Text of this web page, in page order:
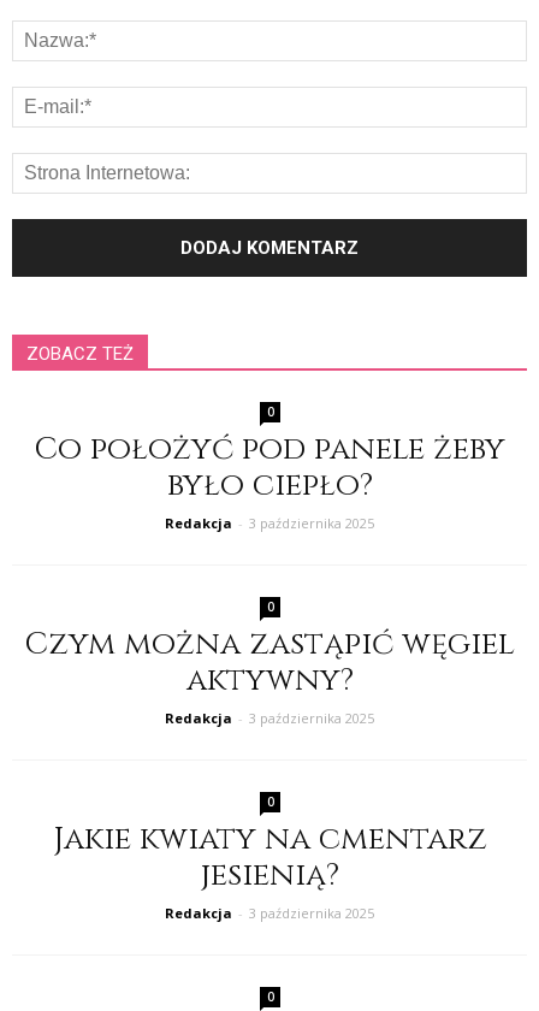
ZOBACZ TEŻ
0
Co położyć pod panele żeby
było ciepło?
Redakcja - 3 października 2025
0
Czym można zastąpić węgiel
aktywny?
Redakcja - 3 października 2025
0
Jakie kwiaty na cmentarz
jesienią?
Redakcja - 3 października 2025
0